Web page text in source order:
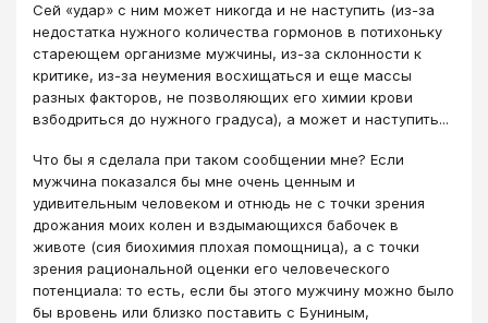
Сей «удар» с ним может никогда и не наступить (из-за
недостатка нужного количества гормонов в потихоньку
стареющем организме мужчины, из-за склонности к
критике, из-за неумения восхищаться и еще массы
разных факторов, не позволяющих его химии крови
взбодриться до нужного градуса), а может и наступить...
Что бы я сделала при таком сообщении мне? Если
мужчина показался бы мне очень ценным и
удивительным человеком и отнюдь не с точки зрения
дрожания моих колен и вздымающихся бабочек в
животе (сия биохимия плохая помощница), а с точки
зрения рациональной оценки его человеческого
потенциала: то есть, если бы этого мужчину можно было
бы вровень или близко поставить с Буниным,